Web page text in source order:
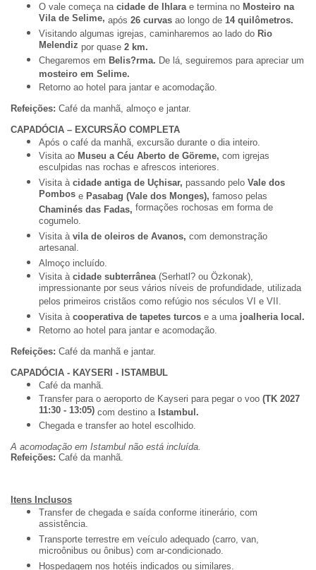
O vale começa na cidade de Ihlara e termina no Mosteiro na
Vila de Selime, após 26 curvas ao longo de 14 quilômetros.
Visitando algumas igrejas, caminharemos ao lado do Rio
Melendiz por quase 2 km.
Chegaremos em Belis?rma. De lá, seguiremos para apreciar um
mosteiro em Selime.
Retorno ao hotel para jantar e acomodação.
Refeições: Café da manhã, almoço e jantar.
CAPADÓCIA – EXCURSÃO COMPLETA
Após o café da manhã, excursão durante o dia inteiro.
Visita ao Museu a Céu Aberto de Göreme, com igrejas
esculpidas nas rochas e afrescos interiores.
Visita à cidade antiga de Uçhisar, passando pelo Vale dos
Pombos e Pasabag (Vale dos Monges), famoso pelas
Chaminés das Fadas, formações rochosas em forma de
cogumelo.
Visita à vila de oleiros de Avanos, com demonstração
artesanal.
Almoço incluído.
Visita à cidade subterrânea (Serhatl? ou Özkonak),
impressionante por seus vários níveis de profundidade, utilizada
pelos primeiros cristãos como refúgio nos séculos VI e VII.
Visita à cooperativa de tapetes turcos e a uma joalheria local.
Retorno ao hotel para jantar e acomodação.
Refeições: Café da manhã e jantar.
CAPADÓCIA - KAYSERI - ISTAMBUL
Café da manhã.
Transfer para o aeroporto de Kayseri para pegar o voo (TK 2027
11:30 - 13:05) com destino a Istambul.
Chegada e transfer ao hotel escolhido.
A acomodação em Istambul não está incluída.
Refeições: Café da manhã.
Itens Inclusos
Transfer de chegada e saída conforme itinerário, com
assistência.
Transporte terrestre em veículo adequado (carro, van,
microônibus ou ônibus) com ar-condicionado.
Hospedagem nos hotéis indicados ou similares.